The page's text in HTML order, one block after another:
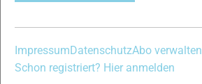
49
Impressum DatenschutzAbo verwalten
Schon registriert? Hier anmelden